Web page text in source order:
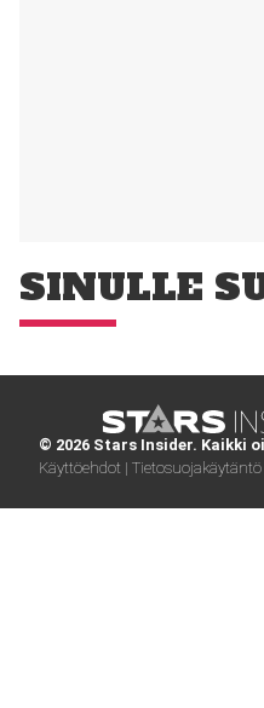
SINULLE
© 2026 Stars Insider. Kaikki
Käyttöehdot | Tietosuojakäytäntö